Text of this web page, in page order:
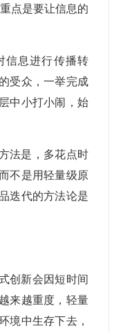
点是要让信息的
信息进行传播转
受众，一举完成
中小打小闹，始
法是，多花点时
不是用轻量级原
迭代的方法论是
创新会因短时间
来越重度，轻量
境中生存下去，